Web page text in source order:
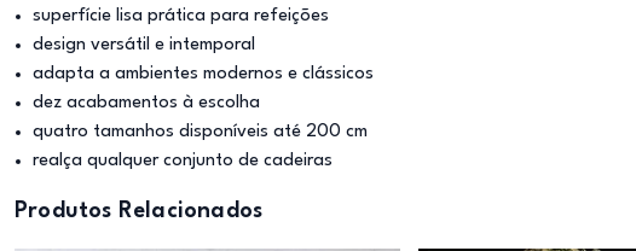
superfície lisa prática para refeições
design versátil e intemporal
adapta a ambientes modernos e clássicos
dez acabamentos à escolha
quatro tamanhos disponíveis até 200 cm
realça qualquer conjunto de cadeiras
Produtos Relacionados